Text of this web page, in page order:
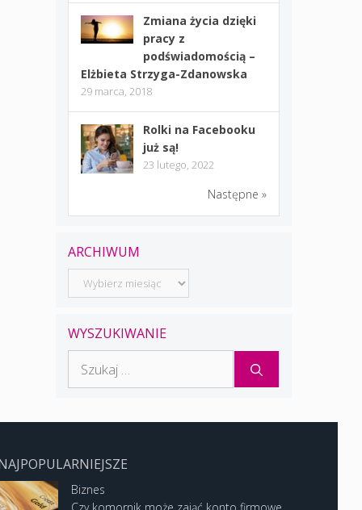
Zmiana życia dzięki
pracy z
podświadomością –
Elżbieta Strzyga-Zdanowska
29 marca, 2018
Rolki na Facebooku
już są!
23 lutego, 2022
Następne »
ARCHIWUM
Archiwum
WYSZUKIWANIE
Biznes